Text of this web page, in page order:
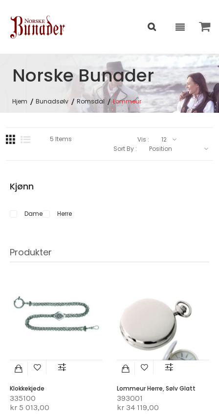
Norske Bunader
Hjem Bunadsølv Romsdal Lommeur
Kjønn
Dame Herre
Produkter
Klokkekjede
335100
kr 5 013,00
Lommeur Herre, Sølv Glatt
393001
kr 34 119,00
5 Items
Vis :
Sort By :